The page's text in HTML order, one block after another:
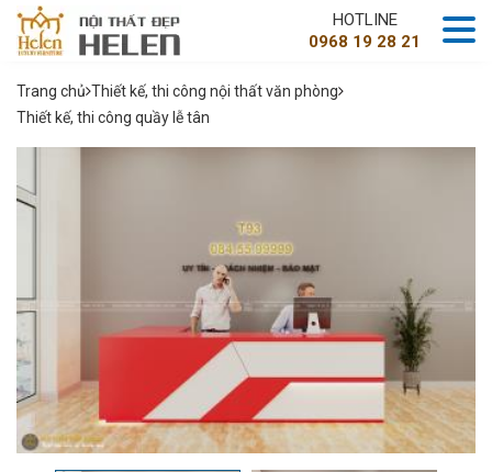
HOTLINE
0968 19 28 21
Trang chủ Thiết kế, thi công nội thất văn phòng
Thiết kế, thi công quầy lễ tân